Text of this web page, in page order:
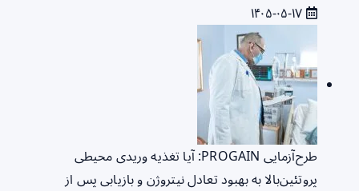
طرح‌آزمایی PROGAIN: آیا تغذیه وریدی محیطی
پروتئین‌بالا به بهبود تعادل نیتروژن و بازیابی پس از